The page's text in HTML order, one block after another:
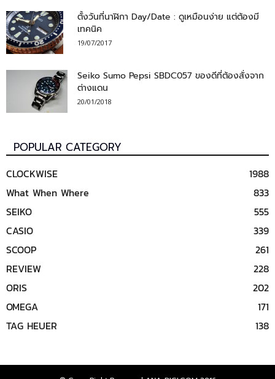
ตั้งวันที่นาฬิกา Day/Date : ดูเหมือนง่าย แต่ต้องมี
เทคนิค
19/07/2017
Seiko Sumo Pepsi SBDC057 ของดีที่ต้องสั่งจาก
ต่างแดน
20/01/2018
POPULAR CATEGORY
CLOCKWISE
1988
What When Where
833
SEIKO
555
CASIO
339
SCOOP
261
REVIEW
228
ORIS
202
OMEGA
171
TAG HEUER
138